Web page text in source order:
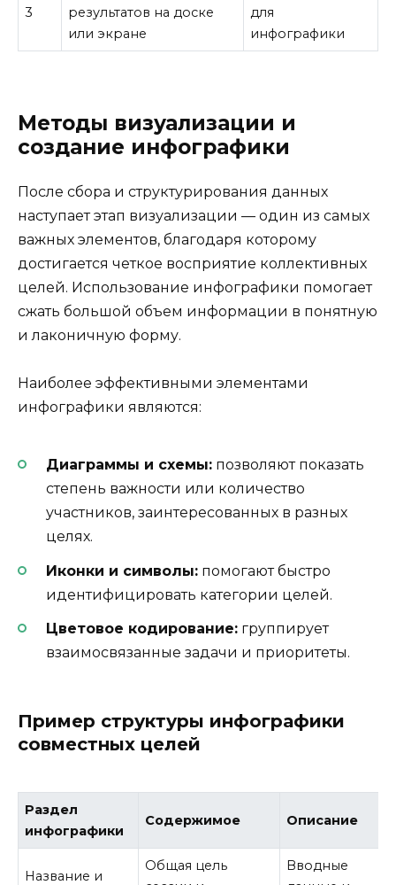
3
результатов на доске
или экране
для
инфографики
Методы визуализации и
создание инфографики
После сбора и структурирования данных
наступает этап визуализации — один из самых
важных элементов, благодаря которому
достигается четкое восприятие коллективных
целей. Использование инфографики помогает
сжать большой объем информации в понятную
и лаконичную форму.
Наиболее эффективными элементами
инфографики являются:
Диаграммы и схемы: позволяют показать
степень важности или количество
участников, заинтересованных в разных
целях.
Иконки и символы: помогают быстро
идентифицировать категории целей.
Цветовое кодирование: группирует
взаимосвязанные задачи и приоритеты.
Пример структуры инфографики
совместных целей
Раздел
инфографики
Содержимое Описание
Название и
Общая цель
Вводные